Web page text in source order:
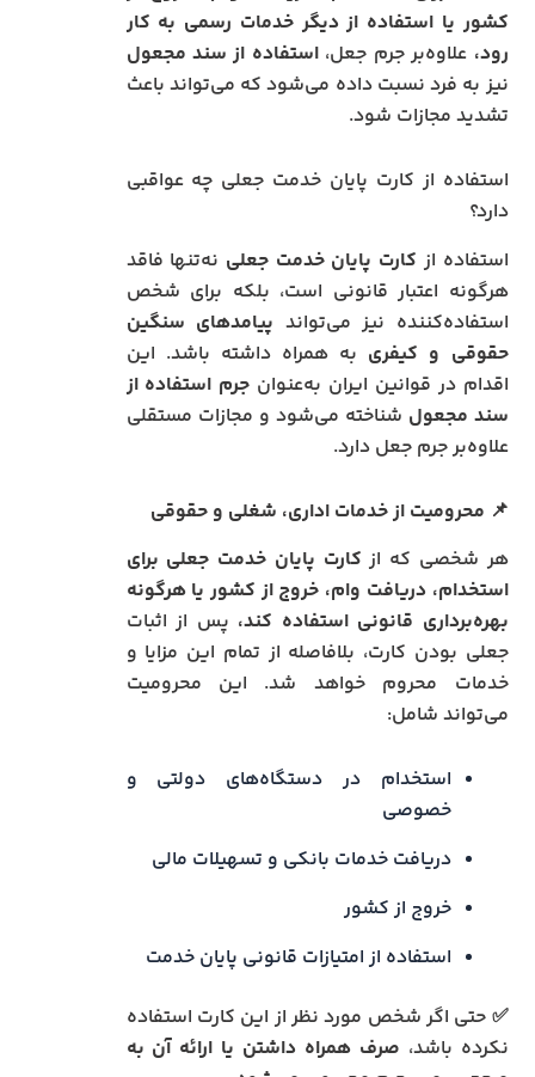
کشور یا استفاده از دیگر خدمات رسمی به کار
رود، علاوه‌بر جرم جعل،استفاده از سند مجعول
نیز به فرد نسبت داده می‌شود که می‌تواند باعث
تشدید مجازات شود.
استفاده از کارت پایان خدمت جعلی چه عواقبی
دارد؟
استفاده از کارت پایان خدمت جعلی نه‌تنها فاقد
هرگونه اعتبار قانونی است، بلکه برای شخص
استفاده‌کننده نیز می‌تواند پیامدهای سنگین
حقوقی و کیفری به همراه داشته باشد. این
اقدام در قوانین ایران به‌عنوان جرم استفاده از
سند مجعول شناخته می‌شود و مجازات مستقلی
علاوه‌بر جرم جعل دارد.
📌 محرومیت از خدمات اداری، شغلی و حقوقی
هر شخصی که از کارت پایان خدمت جعلی برای
استخدام، دریافت وام، خروج از کشور یا هرگونه
بهره‌برداری قانونی استفاده کند، پس از اثبات
جعلی بودن کارت، بلافاصله از تمام این مزایا و
خدمات محروم خواهد شد. این محرومیت
می‌تواند شامل:
استخدام در دستگاه‌های دولتی و
خصوصی
دریافت خدمات بانکی و تسهیلات مالی
خروج از کشور
استفاده از امتیازات قانونی پایان خدمت
✅ حتی اگر شخص مورد نظر از این کارت استفاده
نکرده باشد، صرف همراه داشتن یا ارائه آن به